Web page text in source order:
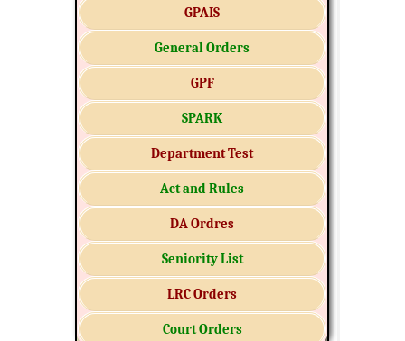
GPAIS
General Orders
GPF
SPARK
Department Test
Act and Rules
DA Ordres
Seniority List
LRC Orders
Court Orders